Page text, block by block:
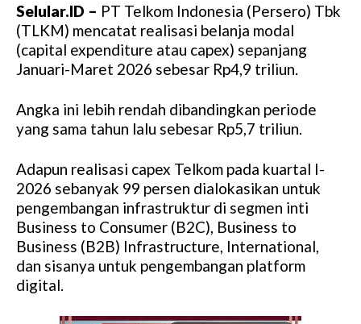
Selular.ID – PT Telkom Indonesia (Persero) Tbk
(TLKM) mencatat realisasi belanja modal
(capital expenditure atau capex) sepanjang
Januari-Maret 2026 sebesar Rp4,9 triliun.
Angka ini lebih rendah dibandingkan periode
yang sama tahun lalu sebesar Rp5,7 triliun.
Adapun realisasi capex Telkom pada kuartal I-
2026 sebanyak 99 persen dialokasikan untuk
pengembangan infrastruktur di segmen inti
Business to Consumer (B2C), Business to
Business (B2B) Infrastructure, International,
dan sisanya untuk pengembangan platform
digital.